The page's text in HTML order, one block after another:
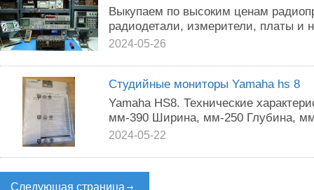
Выкупаем по высоким ценам
радиодетали, измерители, платы и
2024-05-26
Студийные мониторы Yamaha hs 8
Yamаha НS8. Технические
мм-390 Ширина, мм-250 Глубина,
2024-05-22
Следующая страница